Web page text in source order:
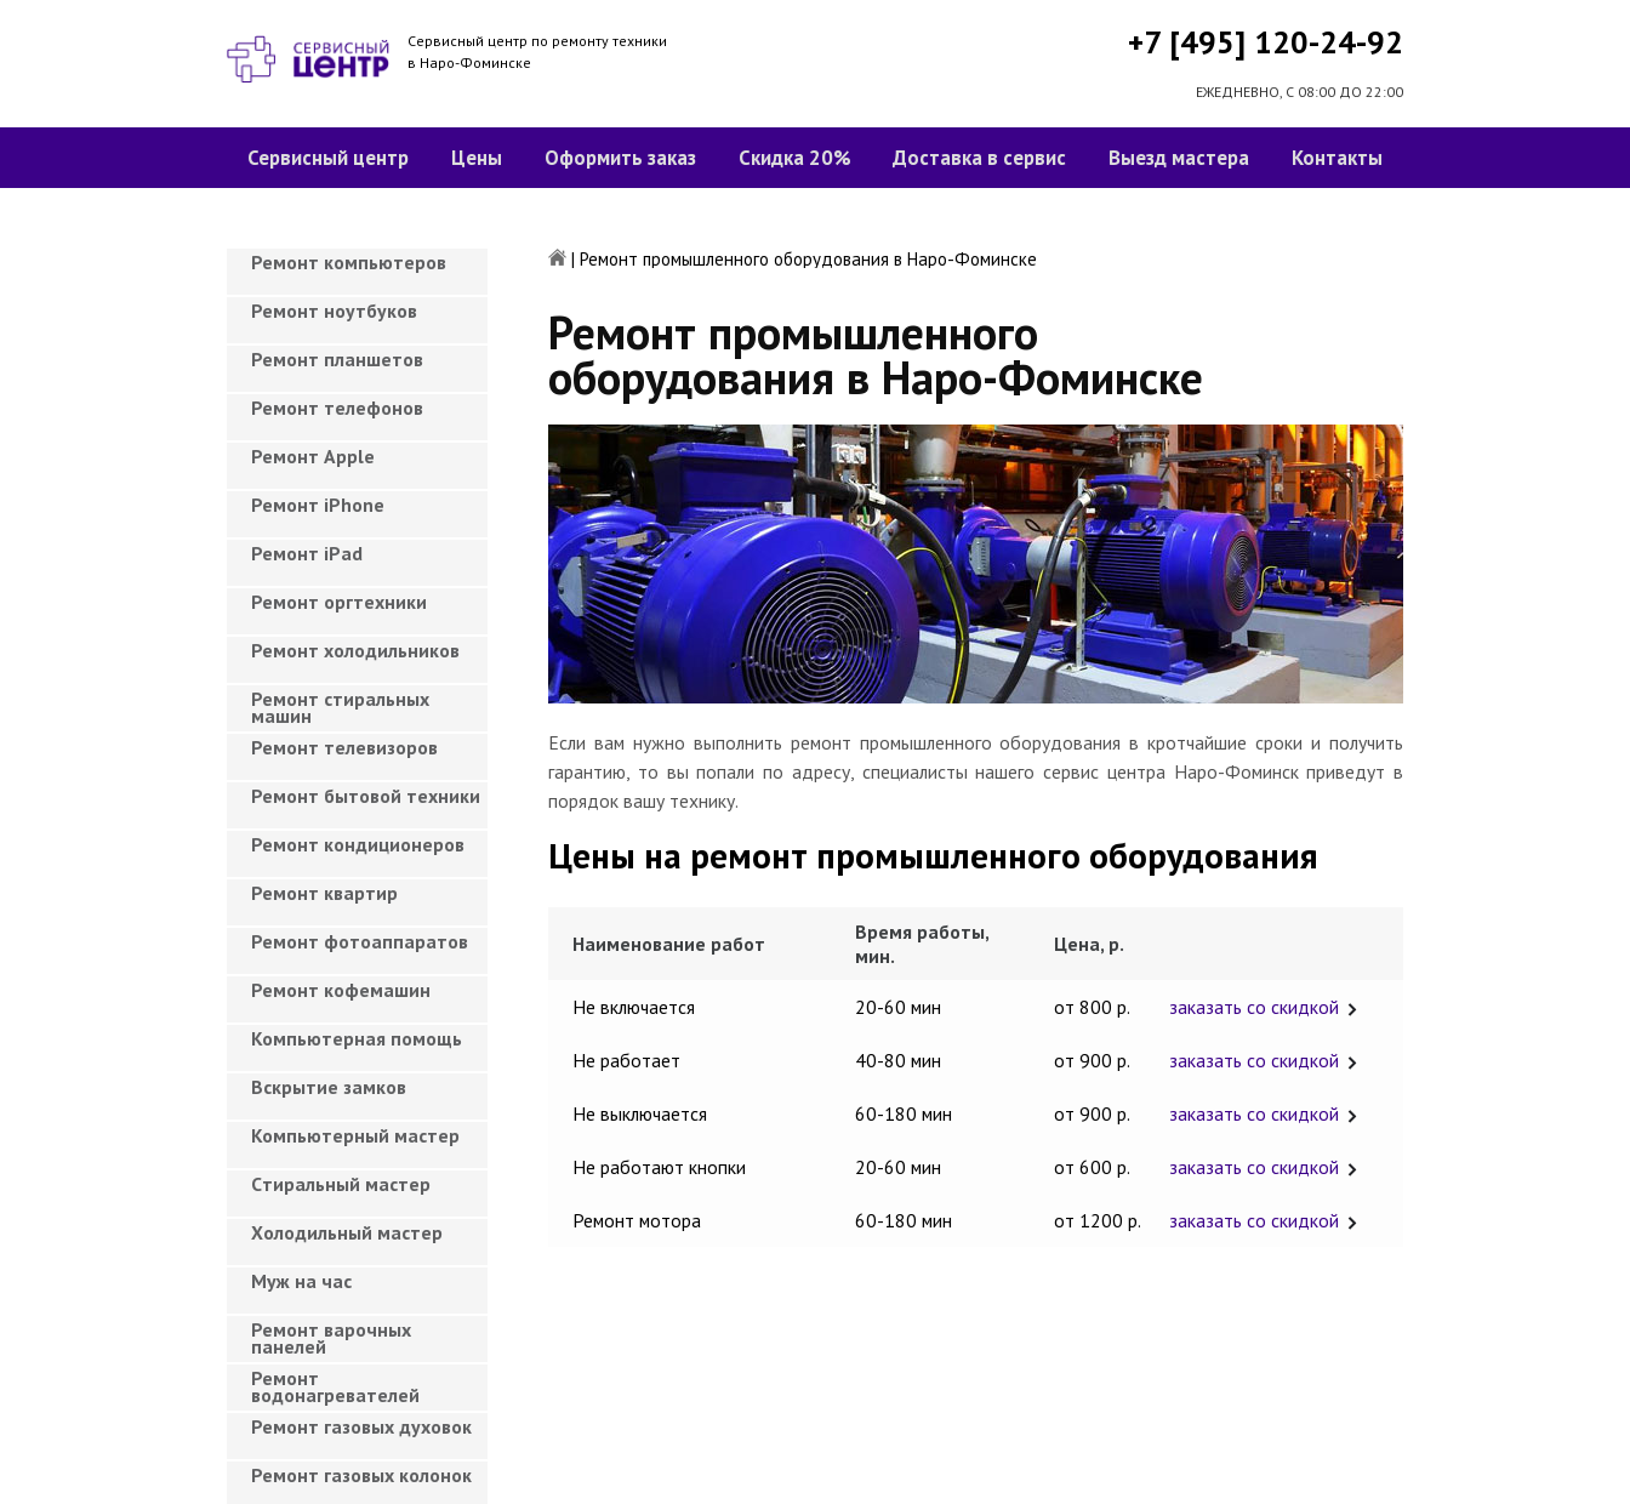
Сервисный центр по ремонту техники
в Наро-Фоминске
+7 [495] 120-24-92
ЕЖЕДНЕВНО, С 08:00 ДО 22:00
Сервисный центр Цены Оформить заказ Скидка 20% Доставка в сервис Выезд мастера Контакты
| Ремонт промышленного оборудования в Наро-Фоминске
Ремонт промышленного
оборудования в Наро-Фоминске
Если вам нужно выполнить ремонт промышленного оборудования в кротчайшие сроки и получить
гарантию, то вы попали по адресу, специалисты нашего сервис центра Наро-Фоминск приведут в
порядок вашу технику.
Цены на ремонт промышленного оборудования
Наименование работ
Время работы,
мин.
Цена, р.
Не включается 20-60 мин от 800 р. заказать со скидкой
Не работает 40-80 мин от 900 р. заказать со скидкой
Не выключается 60-180 мин от 900 р. заказать со скидкой
Не работают кнопки 20-60 мин от 600 р. заказать со скидкой
Ремонт мотора 60-180 мин от 1200 р. заказать со скидкой
Ремонт компьютеров
Ремонт ноутбуков
Ремонт планшетов
Ремонт телефонов
Ремонт Apple
Ремонт iPhone
Ремонт iPad
Ремонт оргтехники
Ремонт холодильников
Ремонт стиральных
машин
Ремонт телевизоров
Ремонт бытовой техники
Ремонт кондиционеров
Ремонт квартир
Ремонт фотоаппаратов
Ремонт кофемашин
Компьютерная помощь
Вскрытие замков
Компьютерный мастер
Cтиральный мастер
Холодильный мастер
Муж на час
Ремонт варочных
панелей
Ремонт
водонагревателей
Ремонт газовых духовок
Ремонт газовых колонок